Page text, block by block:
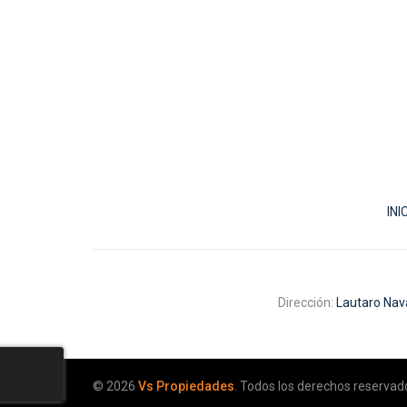
Dirección: Lautaro
© 2026 Vs Propiedades . Todos los derechos